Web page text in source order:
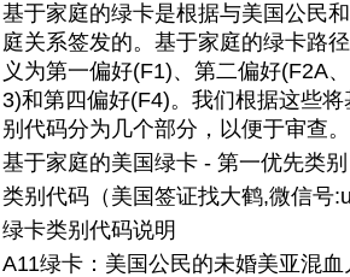
基于家庭的绿卡是根据与美国公民
庭关系签发的。基于家庭的绿卡路
义为第一偏好(F1)、第二偏好(F2A
3)和第四偏好(F4)。我们根据这些
别代码分为几个部分，以便于审查。
基于家庭的美国绿卡 - 第一优先类别
类别代码（美国签证找大鹤,微信号
绿卡类别代码说明
A11绿卡：美国公民的未婚美亚混